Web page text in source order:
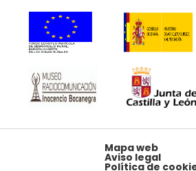
Mapa web
Aviso legal
Política de